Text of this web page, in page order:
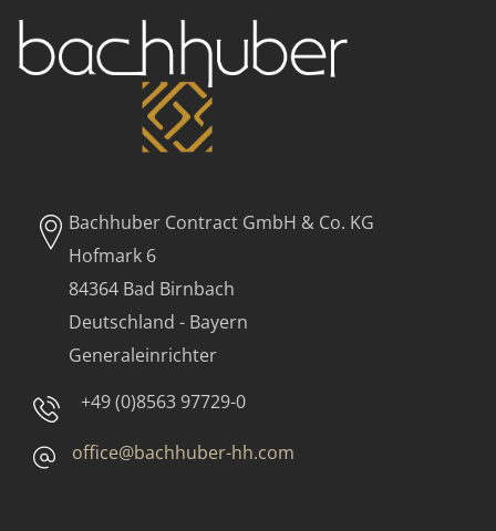
Bachhuber Contract GmbH & Co. KG
Hofmark 6
84364 Bad Birnbach
Deutschland - Bayern
Generaleinrichter
+49 (0)8563 97729-0
office@bachhuber-hh.com